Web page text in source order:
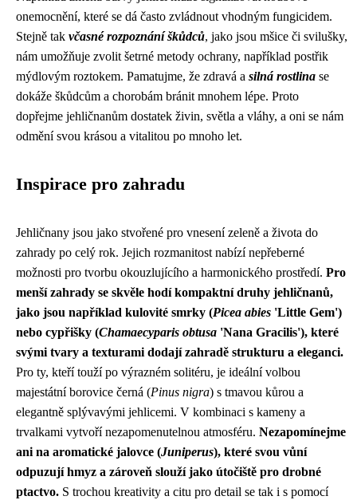
onemocnění, které se dá často zvládnout vhodným fungicidem.
Stejně tak včasné rozpoznání škůdců, jako jsou mšice či svilušky,
nám umožňuje zvolit šetrné metody ochrany, například postřik
mýdlovým roztokem. Pamatujme, že zdravá a silná rostlina se
dokáže škůdcům a chorobám bránit mnohem lépe. Proto
dopřejme jehličnanům dostatek živin, světla a vláhy, a oni se nám
odmění svou krásou a vitalitou po mnoho let.
Inspirace pro zahradu
Jehličnany jsou jako stvořené pro vnesení zeleně a života do
zahrady po celý rok. Jejich rozmanitost nabízí nepřeberné
možnosti pro tvorbu okouzlujícího a harmonického prostředí. Pro
menší zahrady se skvěle hodí kompaktní druhy jehličnanů,
jako jsou například kulovité smrky (Picea abies 'Little Gem')
nebo cypřišky (Chamaecyparis obtusa 'Nana Gracilis'), které
svými tvary a texturami dodají zahradě strukturu a eleganci.
Pro ty, kteří touží po výrazném solitéru, je ideální volbou
majestátní borovice černá (Pinus nigra) s tmavou kůrou a
elegantně splývavými jehlicemi. V kombinaci s kameny a
trvalkami vytvoří nezapomenutelnou atmosféru. Nezapomínejme
ani na aromatické jalovce (Juniperus), které svou vůní
odpuzují hmyz a zároveň slouží jako útočiště pro drobné
ptactvo. S trochou kreativity a citu pro detail se tak i s pomocí